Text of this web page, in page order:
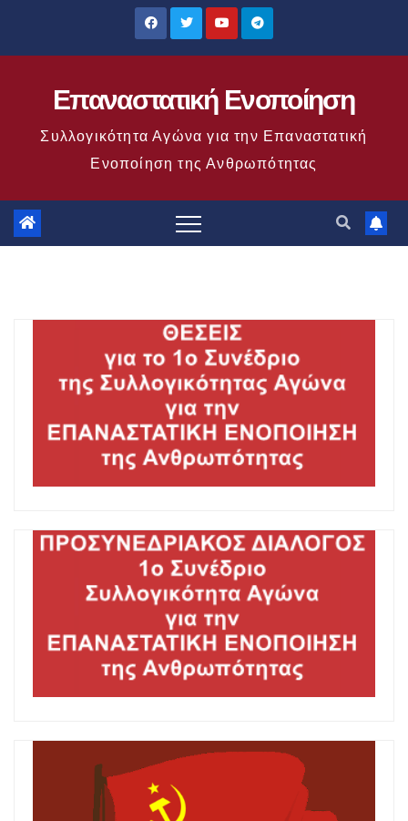
Επαναστατική Ενοποίηση
Συλλογικότητα Αγώνα για την Επαναστατική
Ενοποίηση της Ανθρωπότητας